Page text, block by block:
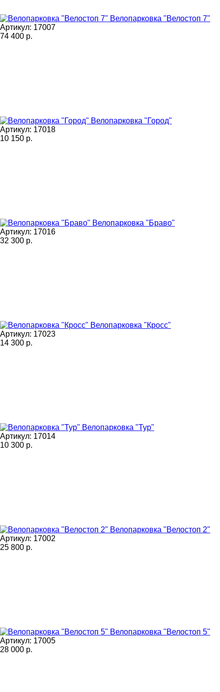
Велопарковка "Велостоп 7"
Артикул: 17007
74 400 р.
Велопарковка "Город"
Артикул: 17018
10 150 р.
Велопарковка "Браво"
Артикул: 17016
32 300 р.
Велопарковка "Кросс"
Артикул: 17023
14 300 р.
Велопарковка "Тур"
Артикул: 17014
10 300 р.
Велопарковка "Велостоп 2"
Артикул: 17002
25 800 р.
Велопарковка "Велостоп 5"
Артикул: 17005
28 000 р.